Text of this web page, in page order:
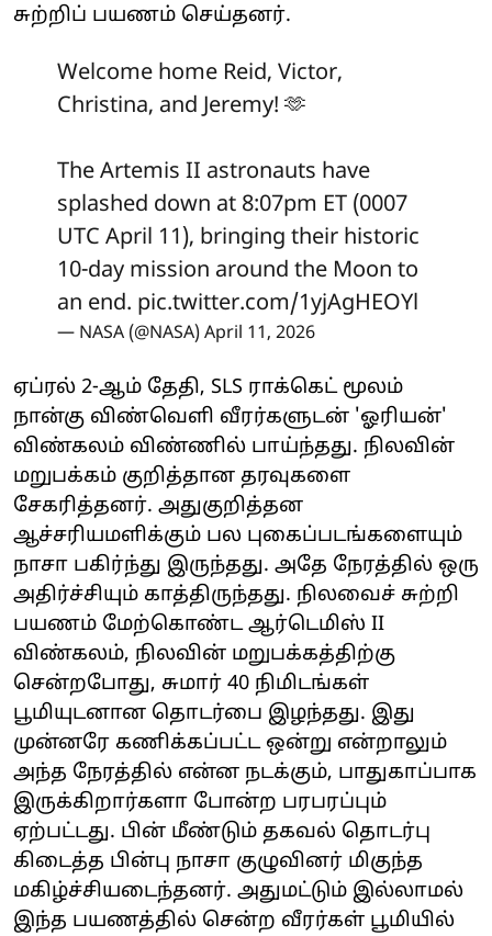
சுற்றிப் பயணம் செய்தனர்.
Welcome home Reid, Victor,
Christina, and Jeremy! 🫶
The Artemis II astronauts have
splashed down at 8:07pm ET (0007
UTC April 11), bringing their historic
10-day mission around the Moon to
an end. pic.twitter.com/1yjAgHEOYl
— NASA (@NASA) April 11, 2026
ஏப்ரல் 2-ஆம் தேதி, SLS ராக்கெட் மூலம்
நான்கு விண்வெளி வீரர்களுடன் 'ஓரியன்'
விண்கலம் விண்ணில் பாய்ந்தது. நிலவின்
மறுபக்கம் குறித்தான தரவுகளை
சேகரித்தனர். அதுகுறித்தன
ஆச்சரியமளிக்கும் பல புகைப்படங்களையும்
நாசா பகிர்ந்து இருந்தது. அதே நேரத்தில் ஒரு
அதிர்ச்சியும் காத்திருந்தது. நிலவைச் சுற்றி
பயணம் மேற்கொண்ட ஆர்டெமிஸ் II
விண்கலம், நிலவின் மறுபக்கத்திற்கு
சென்றபோது, சுமார் 40 நிமிடங்கள்
பூமியுடனான தொடர்பை இழந்தது. இது
முன்னரே கணிக்கப்பட்ட ஒன்று என்றாலும்
அந்த நேரத்தில் என்ன நடக்கும், பாதுகாப்பாக
இருக்கிறார்களா போன்ற பரபரப்பும்
ஏற்பட்டது. பின் மீண்டும் தகவல் தொடர்பு
கிடைத்த பின்பு நாசா குழுவினர் மிகுந்த
மகிழ்ச்சியடைந்தனர். அதுமட்டும் இல்லாமல்
இந்த பயணத்தில் சென்ற வீரர்கள் பூமியில்